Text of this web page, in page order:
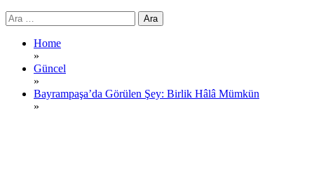
Arama:
Home
»
Güncel
»
Bayrampaşa’da Görülen Şey: Birlik Hâlâ Mümkün
»